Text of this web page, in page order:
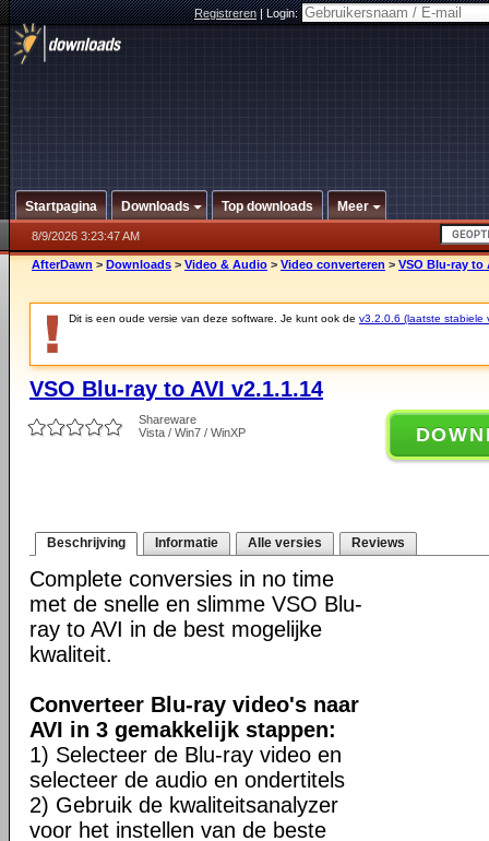
Registreren|Login:
Startpagina Downloads Top downloads Meer
8/9/2026 3:23:47 AM
AfterDawn > Downloads > Video & Audio > Video converteren > VSO Blu-ray to
Dit is een oude versie van deze software. Je kunt ook de v3.2.0.6 (laatste stabiele
VSO Blu-ray to AVI v2.1.1.14
Shareware
Vista / Win7 / WinXP
Beschrijving Informatie Alle versies Reviews
Complete conversies in no time
met de snelle en slimme VSO Blu-
ray to AVI in de best mogelijke
kwaliteit.
Converteer Blu-ray video's naar
AVI in 3 gemakkelijk stappen:
1) Selecteer de Blu-ray video en
selecteer de audio en ondertitels
2) Gebruik de kwaliteitsanalyzer
voor het instellen van de beste